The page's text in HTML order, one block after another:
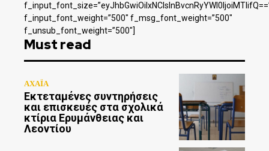
f_input_font_weight=”500″ f_msg_font_weight=”500″
f_unsub_font_weight=”500″]
Must read
ΑΧΑΪΑ
Εκτεταμένες συντηρήσεις
και επισκευές στα σχολικά
κτίρια Ερυμάνθειας και
Λεοντίου